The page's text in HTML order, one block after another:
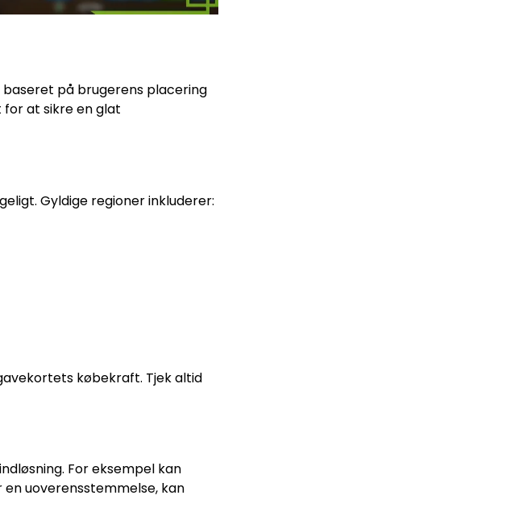
på brugerens placering
at sikre en glat
Gyldige regioner inkluderer:
købekraft. Tjek altid
For eksempel kan
uoverensstemmelse, kan